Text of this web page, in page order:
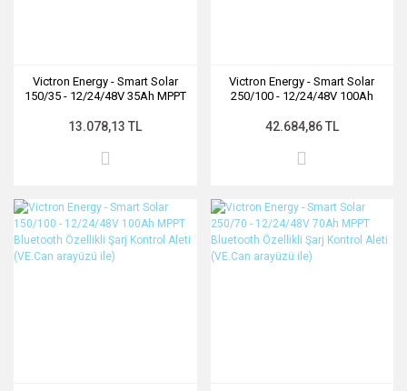
Victron Energy - Smart Solar
150/35 - 12/24/48V 35Ah MPPT
Aleti
13.078,13 TL
Victron Energy - Smart Solar
250/100 - 12/24/48V 100Ah
Kontrol Aleti (VE.Can arayüzü
42.684,86 TL